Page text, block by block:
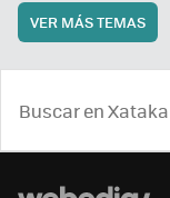
VER MÁS TEMAS